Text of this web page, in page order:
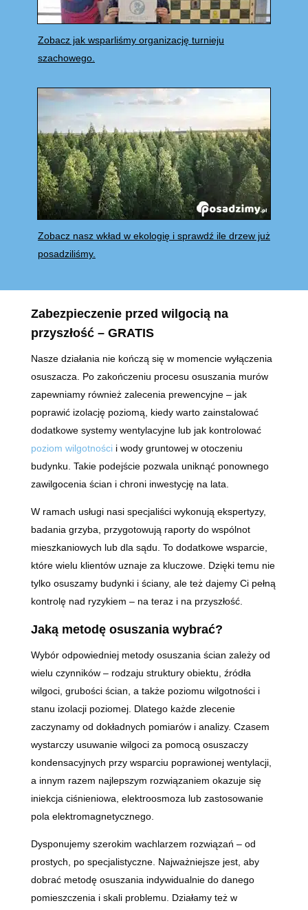
Zobacz jak wsparliśmy organizację turnieju
szachowego.
Zobacz nasz wkład w ekologię i sprawdź ile drzew już
posadziliśmy.
Zabezpieczenie przed wilgocią na
przyszłość – GRATIS
Nasze działania nie kończą się w momencie wyłączenia
osuszacza. Po zakończeniu procesu osuszania murów
zapewniamy również zalecenia prewencyjne – jak
poprawić izolację poziomą, kiedy warto zainstalować
dodatkowe systemy wentylacyjne lub jak kontrolować
poziom wilgotnościi wody gruntowej w otoczeniu
budynku. Takie podejście pozwala uniknąć ponownego
zawilgocenia ścian i chroni inwestycję na lata.
W ramach usługi nasi specjaliści wykonują ekspertyzy,
badania grzyba, przygotowują raporty do wspólnot
mieszkaniowych lub dla sądu. To dodatkowe wsparcie,
które wielu klientów uznaje za kluczowe. Dzięki temu nie
tylko osuszamy budynki i ściany, ale też dajemy Ci pełną
kontrolę nad ryzykiem – na teraz i na przyszłość.
Jaką metodę osuszania wybrać?
Wybór odpowiedniej metody osuszania ścian zależy od
wielu czynników – rodzaju struktury obiektu, źródła
wilgoci, grubości ścian, a także poziomu wilgotności i
stanu izolacji poziomej. Dlatego każde zlecenie
zaczynamy od dokładnych pomiarów i analizy. Czasem
wystarczy usuwanie wilgoci za pomocą osuszaczy
kondensacyjnych przy wsparciu poprawionej wentylacji,
a innym razem najlepszym rozwiązaniem okazuje się
iniekcja ciśnieniowa, elektroosmoza lub zastosowanie
pola elektromagnetycznego.
Dysponujemy szerokim wachlarzem rozwiązań – od
prostych, po specjalistyczne. Najważniejsze jest, aby
dobrać metodę osuszania indywidualnie do danego
pomieszczenia i skali problemu. Działamy też w